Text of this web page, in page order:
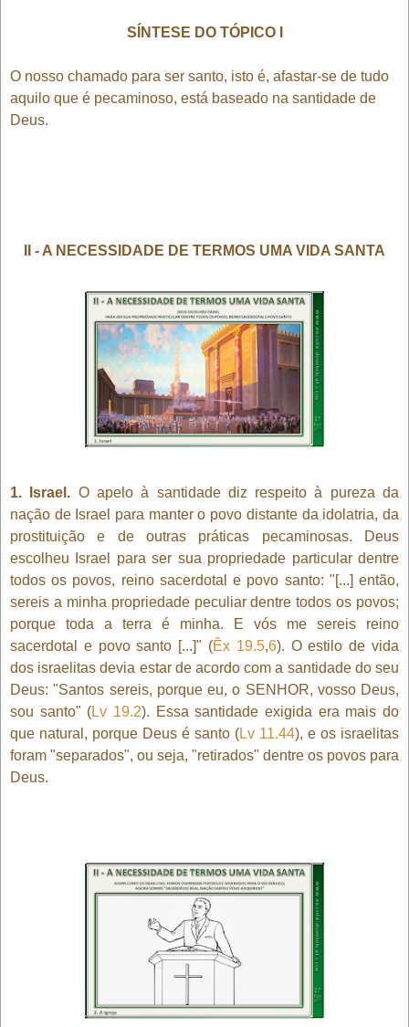
SÍNTESE DO TÓPICO I
O nosso chamado para ser santo, isto é, afastar-se de tudo
aquilo que é pecaminoso, está baseado na santidade de
Deus.
II - A NECESSIDADE DE TERMOS UMA VIDA SANTA
1. Israel. O apelo à santidade diz respeito à pureza da
nação de Israel para manter o povo distante da idolatria, da
prostituição e de outras práticas pecaminosas. Deus
escolheu Israel para ser sua propriedade particular dentre
todos os povos, reino sacerdotal e povo santo: "[...] então,
sereis a minha propriedade peculiar dentre todos os povos;
porque toda a terra é minha. E vós me sereis reino
sacerdotal e povo santo [...]" (Êx 19.5,6). O estilo de vida
dos israelitas devia estar de acordo com a santidade do seu
Deus: "Santos sereis, porque eu, o SENHOR, vosso Deus,
sou santo" (Lv 19.2). Essa santidade exigida era mais do
que natural, porque Deus é santo (Lv 11.44), e os israelitas
foram "separados", ou seja, "retirados" dentre os povos para
Deus.